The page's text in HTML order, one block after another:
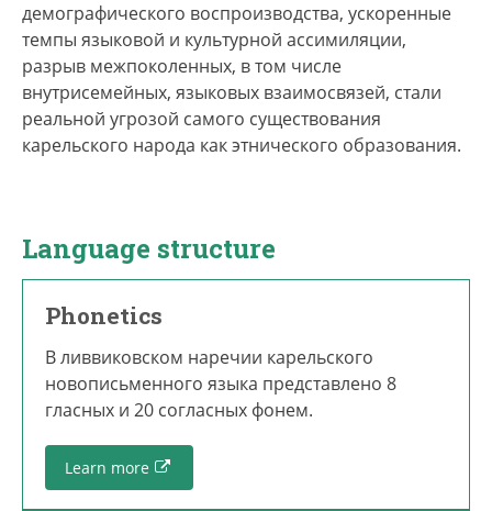
демографического воспроизводства, ускоренные
темпы языковой и культурной ассимиляции,
разрыв межпоколенных, в том числе
внутрисемейных, языковых взаимосвязей, стали
реальной угрозой самого существования
карельского народа как этнического образования.
Language structure
Phonetics
В ливвиковском наречии карельского
новописьменного языка представлено 8
гласных и 20 согласных фонем.
Learn more